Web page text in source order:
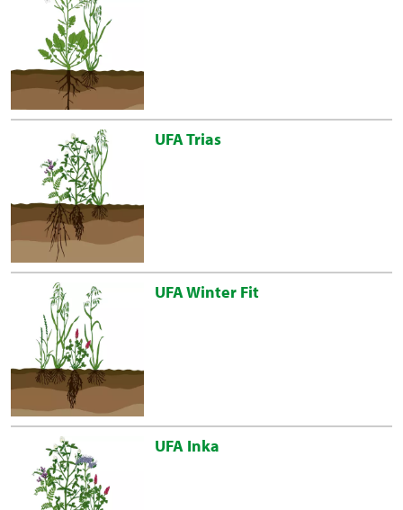
UFA Trias
UFA Winter Fit
UFA Inka